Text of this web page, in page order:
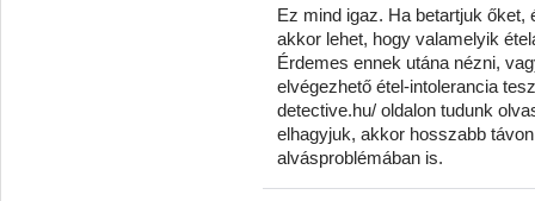
Ez mind igaz. Ha betartjuk
akkor lehet, hogy valamelyik
Érdemes ennek utána nézni,
elvégezhető étel-intolerancia
detective.hu/ oldalon tudunk
elhagyjuk, akkor hosszabb
alvásproblémában is.